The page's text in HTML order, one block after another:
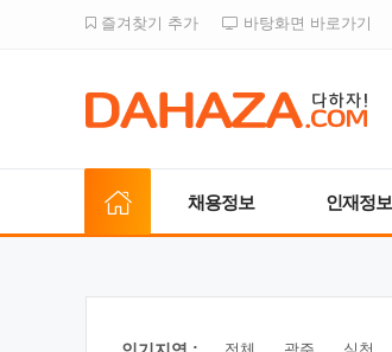
즐겨찾기 추가 바탕화면 바로가기
채용정보 인재정보